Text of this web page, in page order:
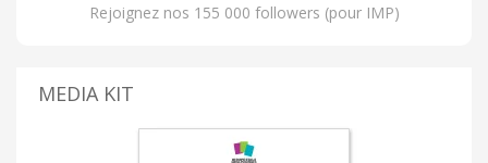
Rejoignez nos 155 000 followers (pour IMP)
MEDIA KIT